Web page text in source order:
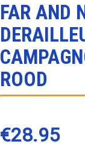
FAR AND
ROOD
€28.95